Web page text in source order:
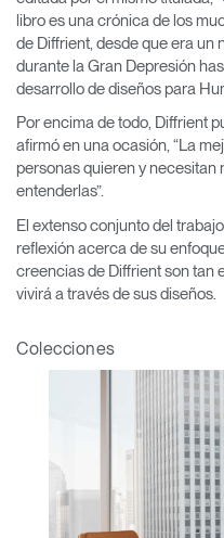
libro es una crónica de los
de Diffrient, desde que era un
durante la Gran Depresión
desarrollo de diseños para
Por encima de todo, Diffrient
afirmó en una ocasión, “La
personas quieren y necesitan
entenderlas”.
El extenso conjunto del
reflexión acerca de su
creencias de Diffrient son tan
vivirá a través de sus diseños.
Colecciones